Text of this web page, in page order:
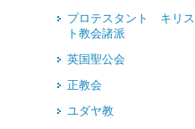
プロテスタント キリス
ト教会諸派
英国聖公会
正教会
ユダヤ教